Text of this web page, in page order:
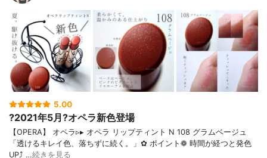
5.00
?2021年5月?オペラ新色登場
【OPERA】 オペラ▹▸ オペラ リップティント N 108 グラムベージュ
「透けるキレイ色、落ちずに続く。」✿ ポイント❁︎ 時間が経つと発色
UP⤴ …続きを見る